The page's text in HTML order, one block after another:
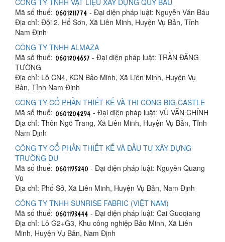
CÔNG TY TNHH VẬT LIỆU XÂY DỰNG QUÝ BÁU
Mã số thuế:
- Đại diện pháp luật: Nguyễn Văn Báu
Địa chỉ: Đội 2, Hổ Sơn, Xã Liên Minh, Huyện Vụ Bản, Tỉnh
Nam Định
CÔNG TY TNHH ALMAZA
Mã số thuế:
- Đại diện pháp luật: TRẦN ĐĂNG
TƯỜNG
Địa chỉ: Lô CN4, KCN Bảo Minh, Xã Liên Minh, Huyện Vụ
Bản, Tỉnh Nam Định
CÔNG TY CỔ PHẦN THIẾT KẾ VÀ THI CÔNG BIG CASTLE
Mã số thuế:
- Đại diện pháp luật: VŨ VĂN CHÍNH
Địa chỉ: Thôn Ngõ Trang, Xã Liên Minh, Huyện Vụ Bản, Tỉnh
Nam Định
CÔNG TY CỔ PHẦN THIẾT KẾ VÀ ĐẦU TƯ XÂY DỰNG
TRƯỜNG DU
Mã số thuế:
- Đại diện pháp luật: Nguyễn Quang
Vũ
Địa chỉ: Phố Sở, Xã Liên Minh, Huyện Vụ Bản, Nam Định
CÔNG TY TNHH SUNRISE FABRIC (VIỆT NAM)
Mã số thuế:
- Đại diện pháp luật: Cai Guoqiang
Địa chỉ: Lô G2+G3, Khu công nghiệp Bảo Minh, Xã Liên
Minh, Huyện Vụ Bản, Nam Định